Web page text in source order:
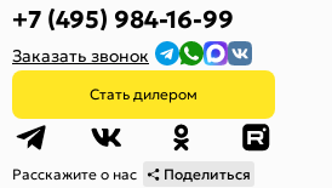
+7 (495) 984-16-99
Заказать звонок
Стать дилером
Расскажите о нас
Поделиться